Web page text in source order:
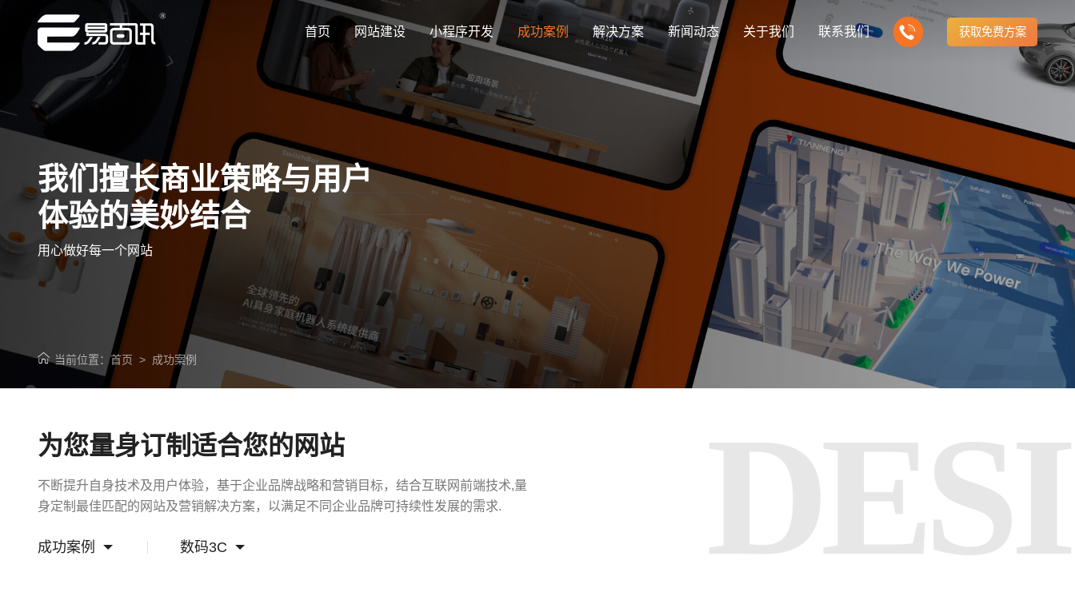
首页 网站建设
专注网站建设行业优质供应商
创意品牌型网站建设
企业品牌高端网站设计
企业营销型网站建设
营销推广转化获客网站
响应式网站建设
适应各个终端设备网站
网站建设定制改版
定制化网站建设改版方案
购物商城系统开发
零售在线电子商务网站
手机微信网站建设
移动手机互联网站开发
小程序开发 成功案例
专注网站建设行业优质供应商 集团上市网站 购物商城网站
实现电子商务化运营
行业门户网站
行业门户网站平台开发
外贸出口网站
外贸进出口网站开发
企业品牌官网
创意品牌型网站建设
企业营销网站
营销型网站建力企业公信力
解决方案
专注网站建设行业优质供应商
解决方案
定制化视觉设计与互动策划方案
芯片半导体网站建设解决方
案
新能源行业网站建设解决方
案
政府网站建设解决方案
购物商城网站建设解决方案 品牌形象网站建设解决方案 外贸网站建设解决方案
门户网站建设解决方案 营销型网站建设解决方案 企业网站建设解决方案
我们的产品
多样化产品总有一个满足你的需求
新闻动态
专注网站建设行业优质供应商 最新签约 公司新闻
Company news
建站知识
Website building knowledge
行业新闻
Industry information
网站设计
Website Design
网站观点
Website viewpoint
关于我们
专注网站建设行业优质供应商 公司介绍
致力于互联网品牌建设
汇款方式
多种付款方式方便快捷
公司团队
我们的团队协作精神
发展历程
一路走来感谢您的陪伴
联系我们 获取免费方案
我们擅长商业策略与用户
体验的美妙结合
用心做好每一个网站
当前位置：首页 > 成功案例
为您量身订制适合您的网站
不断提升自身技术及用户体验，基于企业品牌战略和营销目标，结合互联网前端技术,量
身定制最佳匹配的网站及营销解决方案，以满足不同企业品牌可持续性发展的需求.
成功案例 数码3C